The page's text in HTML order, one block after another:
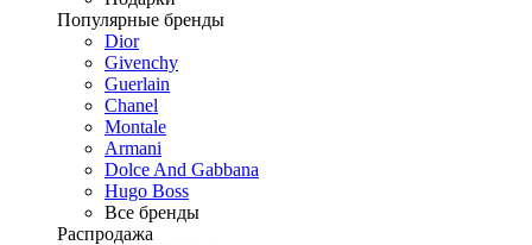
Популярные бренды
Dior
Givenchy
Guerlain
Chanel
Montale
Armani
Dolce And Gabbana
Hugo Boss
Все бренды
Распродажа